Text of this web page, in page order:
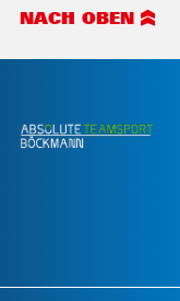
NACH OBEN